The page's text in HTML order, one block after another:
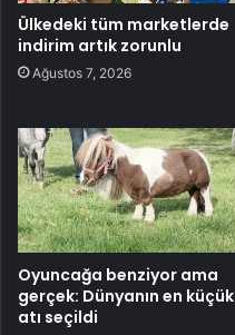
Ülkedeki tüm marketlerde
indirim artık zorunlu
Ağustos 7, 2026
Oyuncağa benziyor ama
gerçek: Dünyanın en küçük
atı seçildi